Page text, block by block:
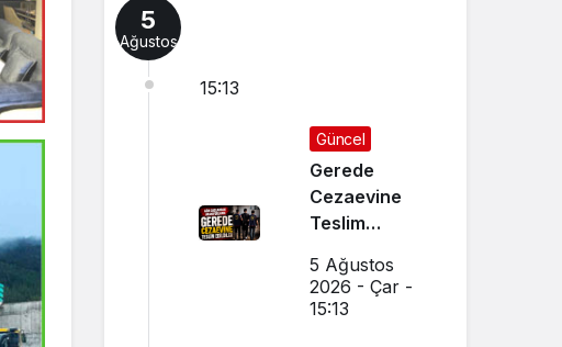
5
Ağustos
15:13
Güncel
Gerede
Cezaevine
Teslim
5 Ağustos
2026 - Çar -
15:13